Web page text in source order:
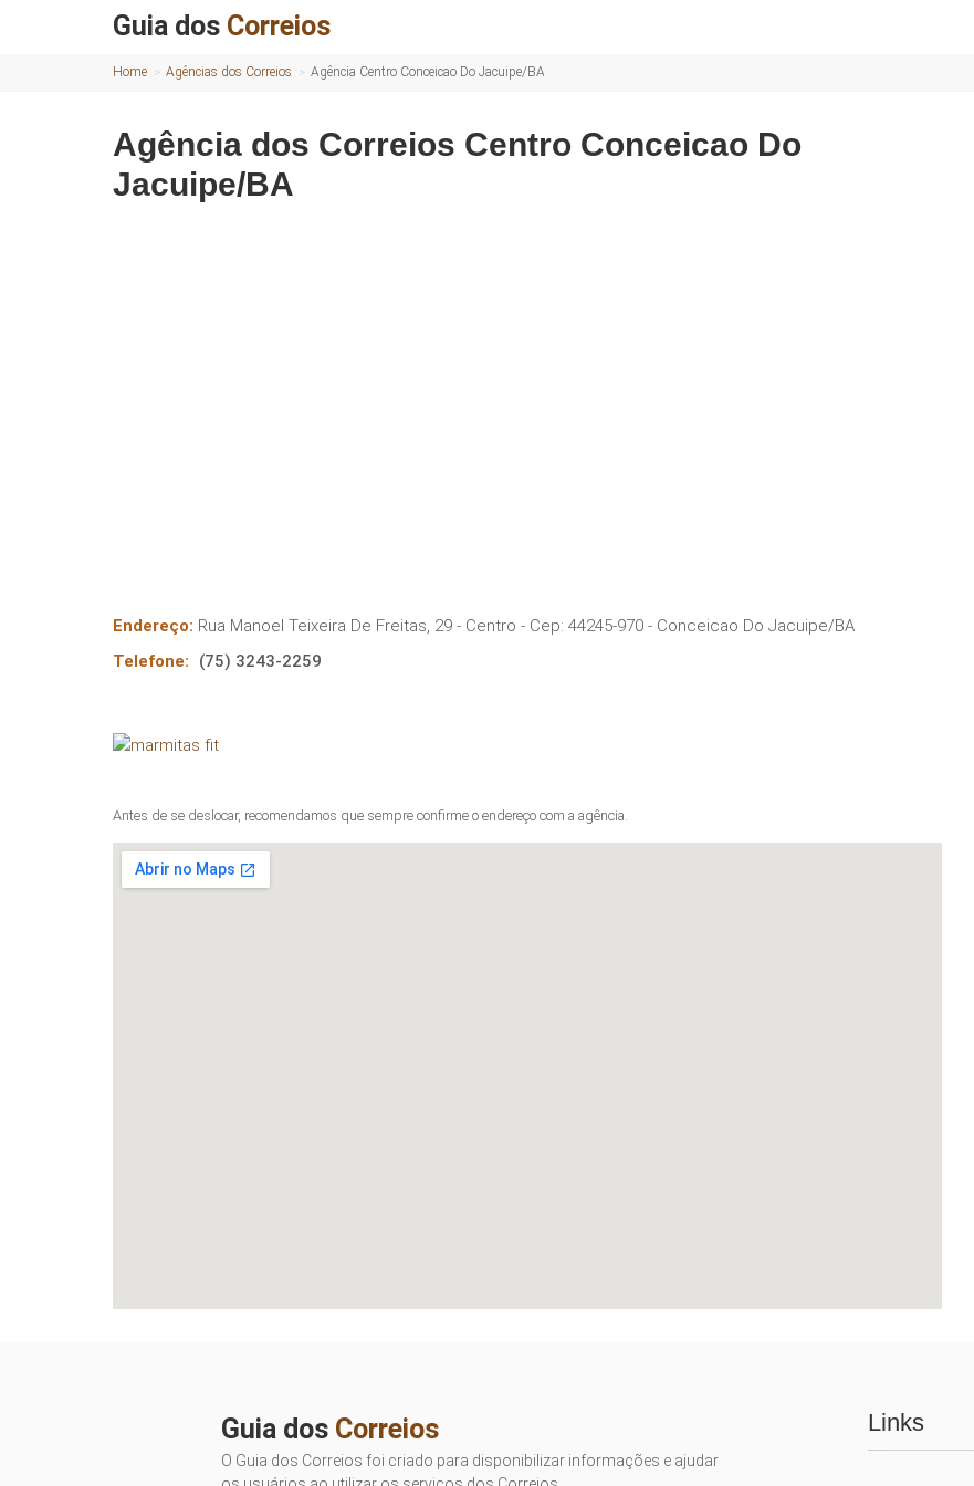
Guia dos Correios
Home Agências dos Correios Agência Centro Conceicao Do Jacuipe/BA
Agência dos Correios Centro Conceicao Do
Jacuipe/BA
Endereço: Rua Manoel Teixeira De Freitas, 29 - Centro - Cep: 44245-970 - Conceicao Do Jacuipe/BA
Telefone:
(75) 3243-2259
Antes de se deslocar, recomendamos que sempre confirme o endereço com a agência.
Guia dos Correios
O Guia dos Correios foi criado para disponibilizar informações e ajudar
Links